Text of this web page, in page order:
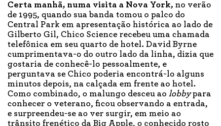
Certa manhã, numa visita a Nova York, no verão
de 1995, quando sua banda tomou o palco do
Central Park em apresentação histórica ao lado de
Gilberto Gil, Chico Science recebeu uma chamada
telefônica em seu quarto de hotel. David Byrne
cumprimentava-o do outro lado da linha, dizia que
gostaria de conhecê-lo pessoalmente, e
perguntava se Chico poderia encontrá-lo alguns
minutos depois, na calçada em frente ao hotel.
Como combinado, o malungo desceu ao lobbypara
conhecer o veterano, ficou observando a entrada,
e surpreendeu-se ao ver surgir, em meio ao
trânsito frenético da Big Apple, o conhecido rosto